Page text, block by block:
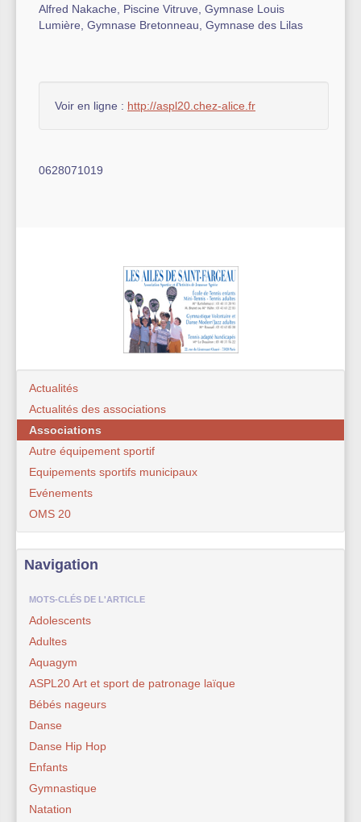
Alfred Nakache, Piscine Vitruve, Gymnase Louis
Lumière, Gymnase Bretonneau, Gymnase des Lilas
Voir en ligne : http://aspl20.chez-alice.fr
0628071019
Actualités
Actualités des associations
Associations
Autre équipement sportif
Equipements sportifs municipaux
Evénements
OMS 20
Navigation
MOTS-CLÉS DE L'ARTICLE
Adolescents
Adultes
Aquagym
ASPL20 Art et sport de patronage laïque
Bébés nageurs
Danse
Danse Hip Hop
Enfants
Gymnastique
Natation